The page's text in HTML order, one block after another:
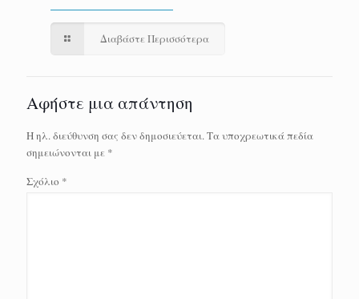
Διαβάστε Περισσότερα
Αφήστε μια απάντηση
Η ηλ. διεύθυνση σας δεν δημοσιεύεται.Τα υποχρεωτικά πεδία
σημειώνονται με *
Σχόλιο *